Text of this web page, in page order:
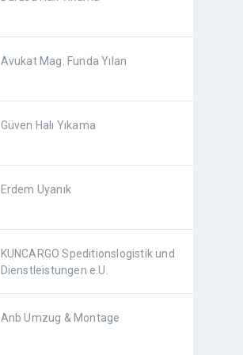
Avukat Mag. Funda Yılan
Güven Halı Yıkama
Erdem Uyanık
KUNCARGO Speditionslogistik und
Dienstleistungen e.U.
Anb Umzug & Montage